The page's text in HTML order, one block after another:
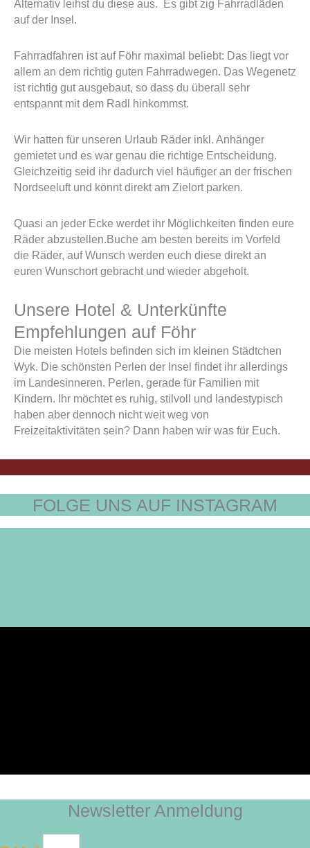
Alternativ leihst du diese aus. Es gibt zig Fahrradläden
auf der Insel.
Fahrradfahren ist auf Föhr maximal beliebt: Das liegt vor
allem an dem richtig guten Fahrradwegen. Das Wegenetz
ist richtig gut ausgebaut, so dass du überall sehr
entspannt mit dem Radl hinkommst.
Wir hatten für unseren Urlaub Räder inkl. Anhänger
gemietet und es war genau die richtige Entscheidung.
Gleichzeitig seid ihr dadurch viel häufiger an der frischen
Nordseeluft und könnt direkt am Zielort parken.
Quasi an jeder Ecke werdet ihr Möglichkeiten finden eure
Räder abzustellen. Buche am besten bereits im Vorfeld
die Räder, auf Wunsch werden euch diese direkt an
euren Wunschort gebracht und wieder abgeholt.
Unsere Hotel & Unterkünfte
Empfehlungen auf Föhr
Die meisten Hotels befinden sich im kleinen Städtchen
Wyk. Die schönsten Perlen der Insel findet ihr allerdings
im Landesinneren. Perlen, gerade für Familien mit
Kindern. Ihr möchtet es ruhig, stilvoll und landestypisch
haben aber dennoch nicht weit weg von
Freizeitaktivitäten sein? Dann haben wir was für Euch.
FOLGE UNS AUF INSTAGRAM
Newsletter Anmeldung